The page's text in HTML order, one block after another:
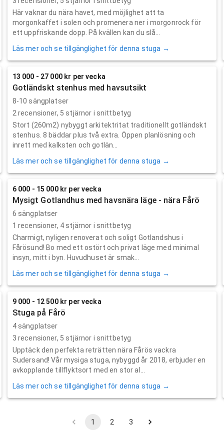
Här vaknar du nära havet, med möjlighet att ta
morgonkaffet i solen och promenera ner i morgonrock för
ett uppfriskande dopp. På kvällen kan du slå...
Läs mer och se tillgänglighet för denna stuga →
13 000 - 27 000 kr per vecka
Gotländskt stenhus med havsutsikt
8-10 sängplatser
2 recensioner, 5 stjärnor i snittbetyg
Stort (260m2) nybyggt arkitektritat traditionellt gotländskt
stenhus. 8 bäddar plus två extra. Öppen planlösning och
inrett med kalksten och gotlän...
Läs mer och se tillgänglighet för denna stuga →
6 000 - 15 000 kr per vecka
Mysigt Gotlandhus med havsnära läge - nära Fårö
6 sängplatser
1 recensioner, 4 stjärnor i snittbetyg
Charmigt, nyligen renoverat och soligt Gotlandshus i
Fårösund! Bo med ett ostört och privat läge med minimal
insyn, mitt i byn. Huvudhuset är smak...
Läs mer och se tillgänglighet för denna stuga →
9 000 - 12 500 kr per vecka
Stuga på Fårö
4 sängplatser
3 recensioner, 5 stjärnor i snittbetyg
Upptäck den perfekta reträtten nära Fårös vackra
Sudersand! Vår mysiga stuga, nybyggd år 2018, erbjuder en
avkopplande tillflyktsort med en stor al...
Läs mer och se tillgänglighet för denna stuga →
1 2 3